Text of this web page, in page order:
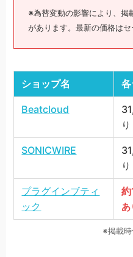
※為替変動の影響により、掲
があります。最新の価格はセ
ショップ名
Beatcloud
り
SONICWIRE
り
プラグインブティ
ック
あ
※掲載